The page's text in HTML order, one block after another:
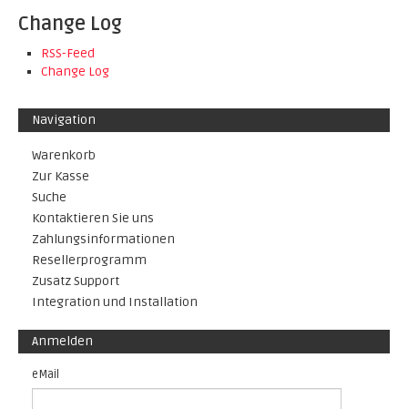
Change Log
RSS-Feed
Change Log
Navigation
Warenkorb
Zur Kasse
Suche
Kontaktieren Sie uns
Zahlungsinformationen
Resellerprogramm
Zusatz Support
Integration und Installation
Anmelden
eMail